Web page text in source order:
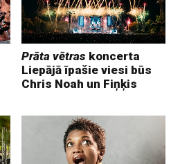
Prāta vētras koncerta
Liepājā īpašie viesi būs
Chris Noah un Fiņķis